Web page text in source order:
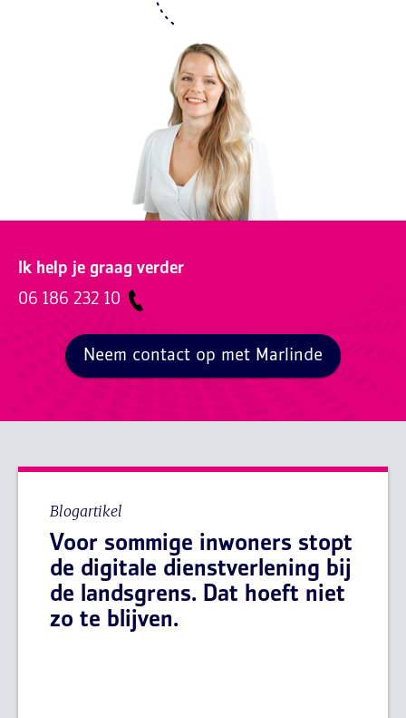
Ik help je graag verder
06 186 232 10
Neem contact op met Marlinde
Blogartikel
Voor sommige inwoners stopt
de digitale dienstverlening bij
de landsgrens. Dat hoeft niet
zo te blijven.